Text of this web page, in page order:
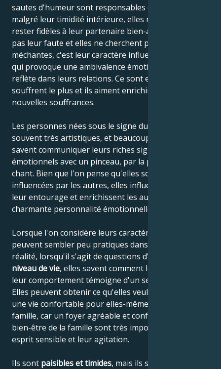
sautes d'humeur sont responsables du fait que,
malgré leur timidité intérieure, elles ne peuvent pas
rester fidèles à leur partenaire bien-aimé. Ce n'est
pas leur faute et elles ne cherchent pas à être
méchantes, c'est leur caractère influencé par la Lune
qui provoque une ambivalence émotionnelle qui se
reflète dans leurs relations. Ce sont eux qui en
souffrent le plus et ils aiment enrichir leur âme de
nouvelles souffrances.
Les personnes nées sous le signe du Cancer sont
souvent très artistiques, et beaucoup d'entre elles
savent communiquer leurs riches signaux
émotionnels avec un pinceau, par la parole ou par le
chant. Bien que l'on pense qu'elles sont facilement
influencées par les autres, elles influencent en fait
leur entourage et enrichissent les autres de leur
charmante personnalité émotionnelle.
Lorsque l'on considère leurs caractéristiques, elles
peuvent sembler peu pratiques dans la vie, mais en
réalité, lorsqu'il s'agit de questions d'argent et de
niveau de vie, elles savent comment les assurer, et
leur comportement témoigne d'un sens de la réalité.
Elles peuvent obtenir ce qu'elles veulent et s'assurer
une vie confortable pour elles-mêmes et pour leur
famille, car un foyer agréable et confortable et le
bien-être de la famille sont très importants pour leur
esprit sensible et leur agitation.
Ils sont paisibles et timides, mais ils sont également